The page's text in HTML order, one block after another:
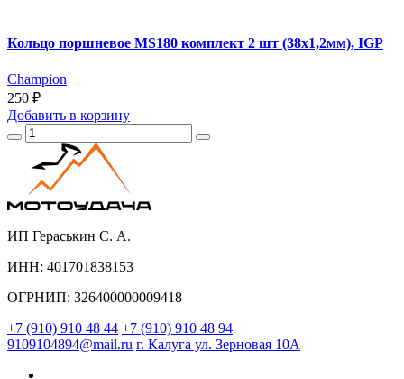
Кольцо поршневое MS180 комплект 2 шт (38х1,2мм), IGP
Champion
250 ₽
Добавить в корзину
ИП Гераськин С. А.
ИНН: 401701838153
ОГРНИП: 326400000009418
+7 (910) 910 48 44 +7 (910) 910 48 94
9109104894@mail.ru г. Калуга ул. Зерновая 10А